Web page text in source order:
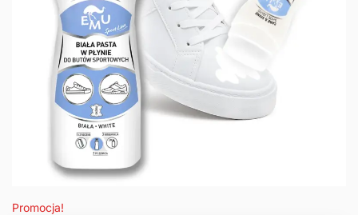
Promocja!